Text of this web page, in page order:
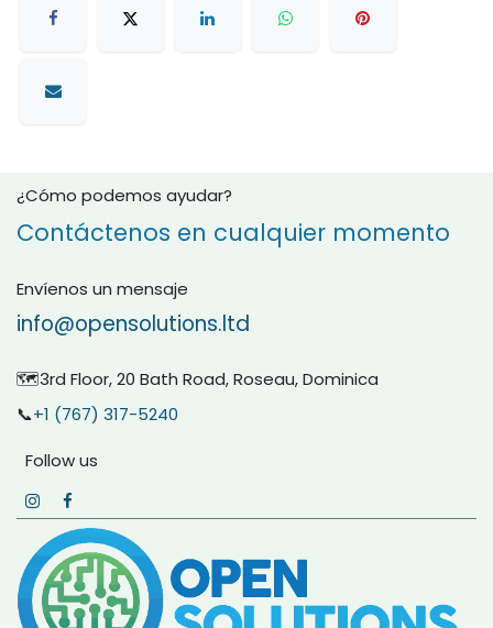
¿Cómo podemos ayudar?
Contáctenos en cualquier momento
Envíenos un mensaje
info@opensolutions.ltd
🗺️3rd Floor, 20 Bath Road, Roseau, Dominica
📞+1 (767) 317-5240
Follow us